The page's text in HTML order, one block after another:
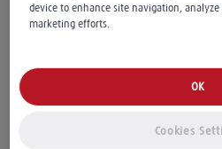
simple d’attirer l’attention sur
device to enhance site navigation,
marketing efforts.
OK
Cookies